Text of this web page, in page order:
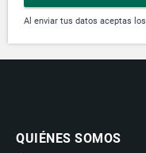
Al enviar tus datos aceptas los
QUIÉNES SOMOS